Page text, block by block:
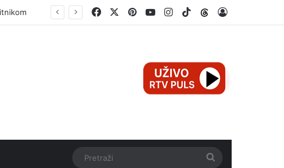
FacebookPinterestYouTubeInstagram
TikTokThreads